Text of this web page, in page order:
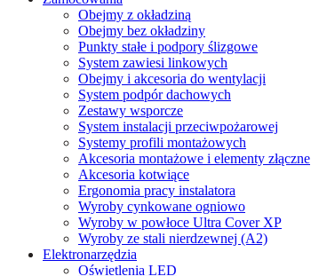
Obejmy z okładziną
Obejmy bez okładziny
Punkty stałe i podpory ślizgowe
System zawiesi linkowych
Obejmy i akcesoria do wentylacji
System podpór dachowych
Zestawy wsporcze
System instalacji przeciwpożarowej
Systemy profili montażowych
Akcesoria montażowe i elementy złączne
Akcesoria kotwiące
Ergonomia pracy instalatora
Wyroby cynkowane ogniowo
Wyroby w powłoce Ultra Cover XP
Wyroby ze stali nierdzewnej (A2)
Elektronarzędzia
Oświetlenia LED